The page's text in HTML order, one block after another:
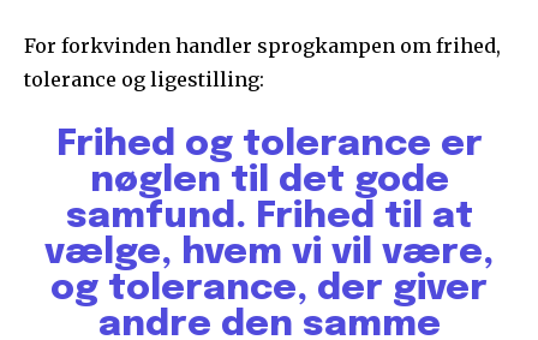
For forkvinden handler sprogkampen om frihed,
tolerance og ligestilling:
Frihed og tolerance er
nøglen til det gode
samfund. Frihed til at
vælge, hvem vi vil være,
og tolerance, der giver
andre den samme